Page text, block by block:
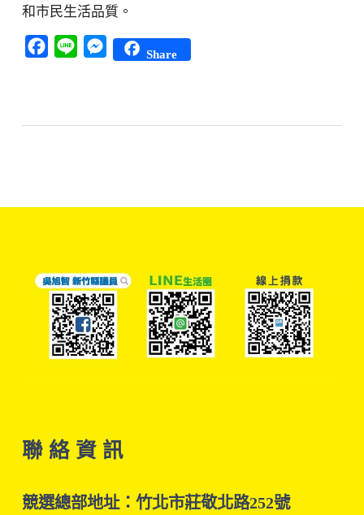
和市民生活品質。
Facebook
Line Messenger
Share
聯 絡 資 訊
競選總部地址：竹北市莊敬北路252號